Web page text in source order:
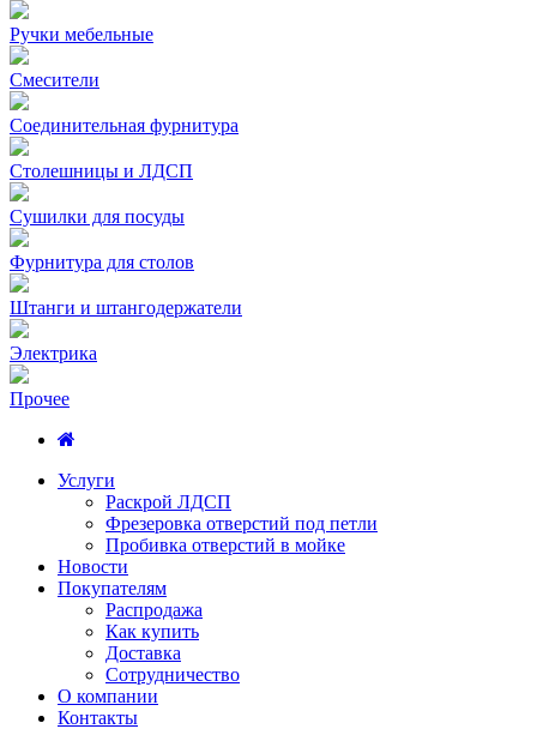
Ручки мебельные
Смесители
Соединительная фурнитура
Столешницы и ЛДСП
Сушилки для посуды
Фурнитура для столов
Штанги и штангодержатели
Электрика
Прочее
Услуги
Раскрой ЛДСП
Фрезеровка отверстий под петли
Пробивка отверстий в мойке
Новости
Покупателям
Распродажа
Как купить
Доставка
Сотрудничество
О компании
Контакты